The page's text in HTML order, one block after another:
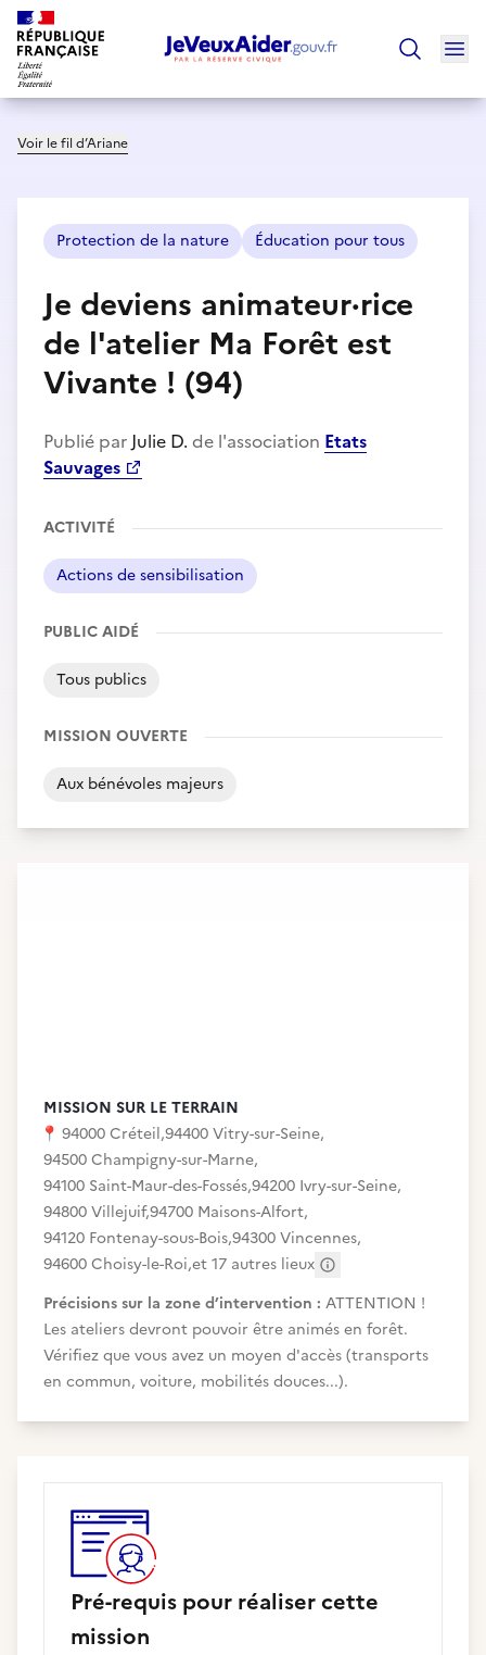
Voir le fil d’Ariane
Protection de la nature Éducation pour tous
Je deviens animateur·rice
de l'atelier Ma Forêt est
Vivante ! (94)
Publié par Julie D. de l'association Etats
Sauvages
ACTIVITÉ
Actions de sensibilisation
PUBLIC AIDÉ
Tous publics
MISSION OUVERTE
Aux bénévoles majeurs
MISSION SUR LE TERRAIN
📍 94000 Créteil,94400 Vitry-sur-Seine,
94500 Champigny-sur-Marne,
94100 Saint-Maur-des-Fossés,94200 Ivry-sur-Seine,
94800 Villejuif,94700 Maisons-Alfort,
94120 Fontenay-sous-Bois,94300 Vincennes,
94600 Choisy-le-Roi,et 17 autres lieux
Précisions sur la zone d’intervention : ATTENTION !
Les ateliers devront pouvoir être animés en forêt.
Vérifiez que vous avez un moyen d'accès (transports
en commun, voiture, mobilités douces...).
Pré-requis pour réaliser cette
mission